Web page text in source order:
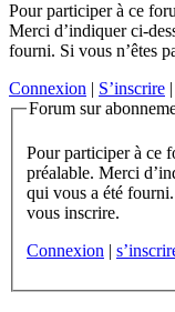
Pour participer à ce
Merci d’indiquer ci-
fourni. Si vous n’êtes
Connexion | S’inscrire |
Forum sur
Pour participer à ce forum, vous devez vous enregistrer au
préalable. Merci d’indiquer ci-dessous l’identifiant personnel
qui vous a été fourni. Si vous n’êtes pas enregistré, vous devez
vous inscrire.
Connexion |